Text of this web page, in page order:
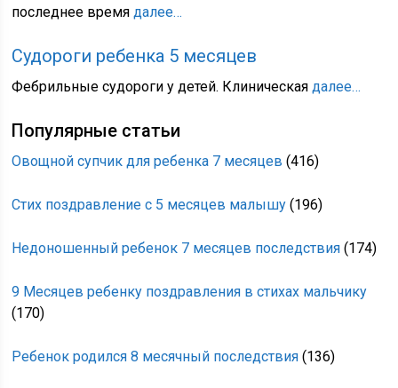
последнее времядалее…
Судороги ребенка 5 месяцев
Фебрильные судороги у детей. Клиническаядалее…
Популярные статьи
Овощной супчик для ребенка 7 месяцев (416)
Стих поздравление с 5 месяцев малышу (196)
Недоношенный ребенок 7 месяцев последствия (174)
9 Месяцев ребенку поздравления в стихах мальчику
(170)
Ребенок родился 8 месячный последствия (136)